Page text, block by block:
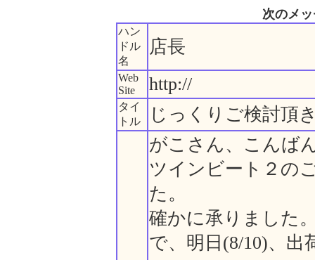
次のメ
ハン
ドル
名
店長
Web
Site
http://
タイ
トル
じっくりご検討頂
がこさん、こんば
ツインビート２の
た。
確かに承りました
で、明日(8/10)、出